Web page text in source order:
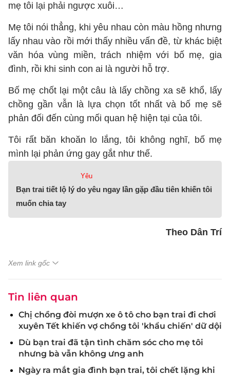
mẹ tôi lại phải ngược xuôi…
Mẹ tôi nói thẳng, khi yêu nhau còn màu hồng nhưng
lấy nhau vào rồi mới thấy nhiều vấn đề, từ khác biệt
văn hóa vùng miền, trách nhiệm với bố mẹ, gia
đình, rồi khi sinh con ai là người hỗ trợ.
Bố mẹ chốt lại một câu là lấy chồng xa sẽ khổ, lấy
chồng gần vẫn là lựa chọn tốt nhất và bố mẹ sẽ
phản đối đến cùng mối quan hệ hiện tại của tôi.
Tôi rất băn khoăn lo lắng, tôi không nghĩ, bố mẹ
mình lại phản ứng gay gắt như thế.
Yêu
Bạn trai tiết lộ lý do yêu ngay lần gặp đầu tiên khiến tôi
muốn chia tay
Theo Dân Trí
Xem link gốc
Tin liên quan
Chị chồng đòi mượn xe ô tô cho bạn trai đi chơi
xuyên Tết khiến vợ chồng tôi 'khẩu chiến' dữ dội
Dù bạn trai đã tận tình chăm sóc cho mẹ tôi
nhưng bà vẫn không ưng anh
Ngày ra mắt gia đình bạn trai, tôi chết lặng khi